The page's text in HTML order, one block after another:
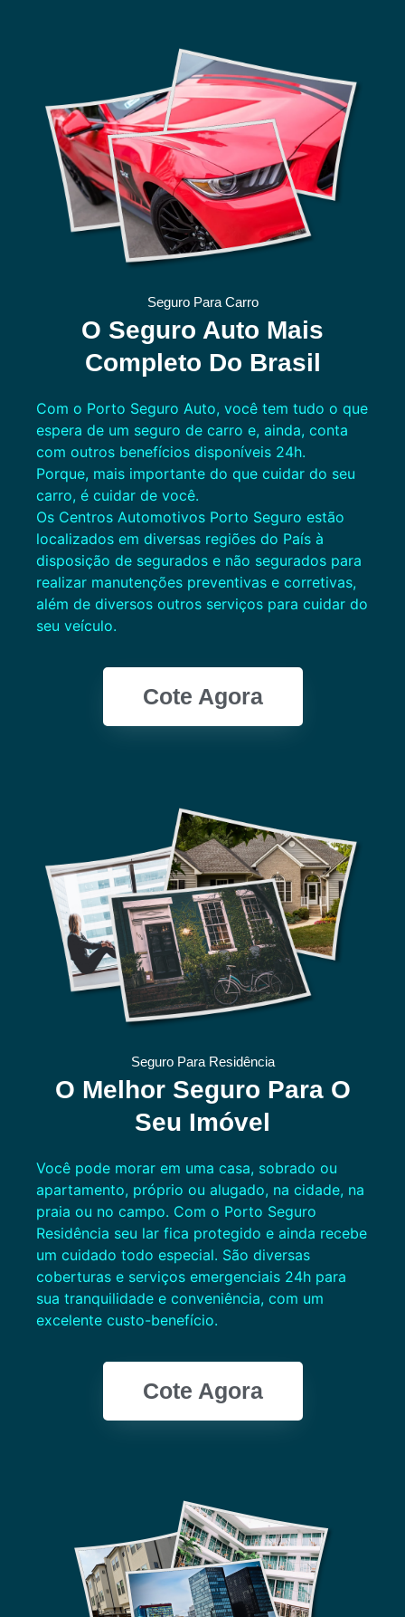
Seguro Para Carro
O Seguro Auto Mais
Completo Do Brasil
Com o Porto Seguro Auto, você tem tudo o que
espera de um seguro de carro e, ainda, conta
com outros benefícios disponíveis 24h.
Porque, mais importante do que cuidar do seu
carro, é cuidar de você.
Os Centros Automotivos Porto Seguro estão
localizados em diversas regiões do País à
disposição de segurados e não segurados para
realizar manutenções preventivas e corretivas,
além de diversos outros serviços para cuidar do
seu veículo.
Cote Agora
Seguro Para Residência
O Melhor Seguro Para O
Seu Imóvel
Você pode morar em uma casa, sobrado ou
apartamento, próprio ou alugado, na cidade, na
praia ou no campo. Com o Porto Seguro
Residência seu lar fica protegido e ainda recebe
um cuidado todo especial. São diversas
coberturas e serviços emergenciais 24h para
sua tranquilidade e conveniência, com um
excelente custo-benefício.
Cote Agora